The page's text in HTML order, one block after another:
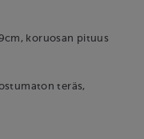
koruosan pituus
teräs,